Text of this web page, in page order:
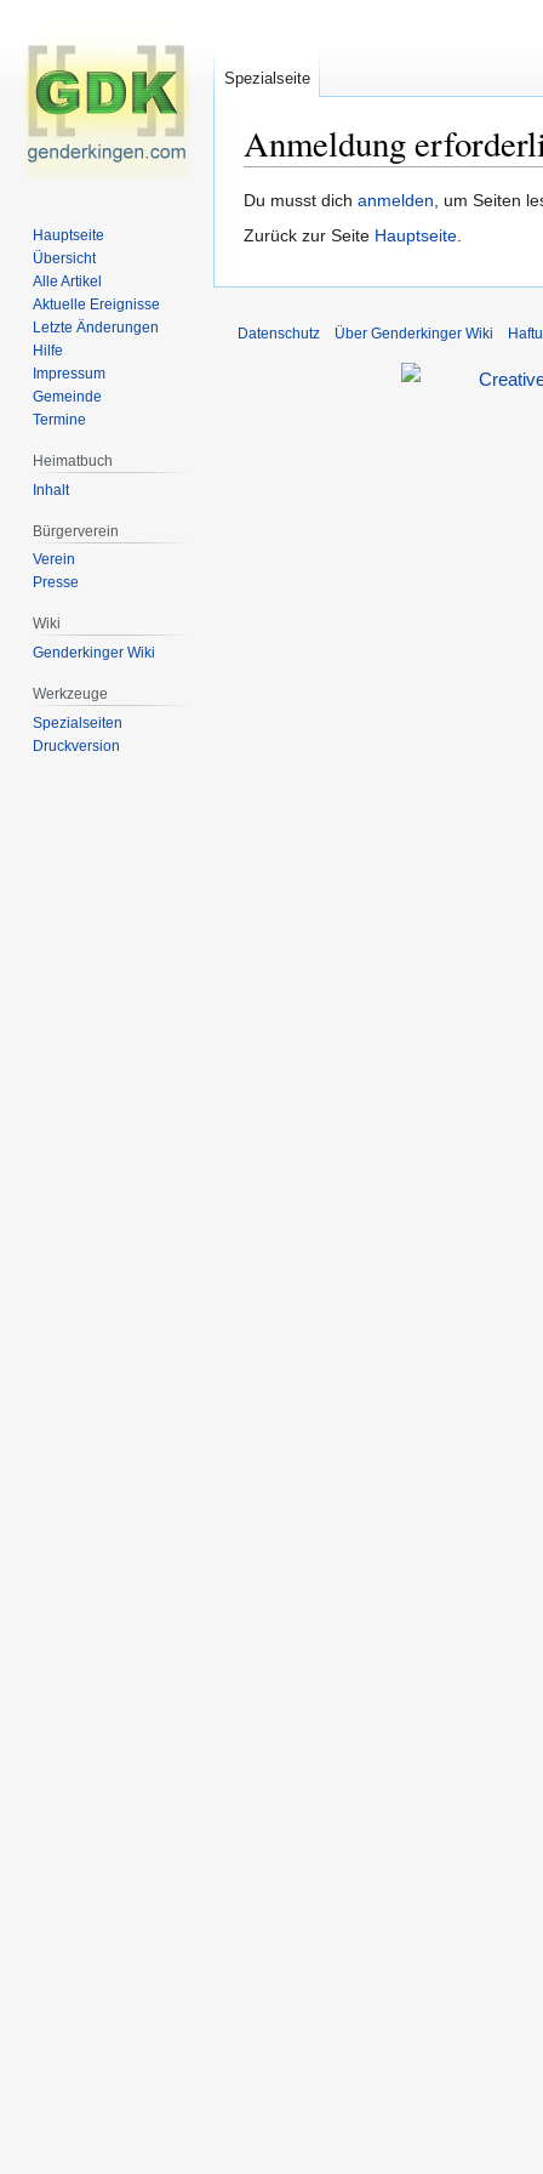
Anmeldung
Zur
Navigation
Zur
Suche
Du musst dich anmelden, um Seiten
Zurück zur Seite Hauptseite.
Spezialseite
Hauptseite
Übersicht
Alle Artikel
Aktuelle Ereignisse
Letzte Änderungen
Hilfe
Impressum
Gemeinde
Termine
Heimatbuch
Inhalt
Bürgerverein
Verein
Presse
Wiki
Genderkinger Wiki
Werkzeuge
Spezialseiten
Druckversion
Datenschutz Über Genderkinger Wiki